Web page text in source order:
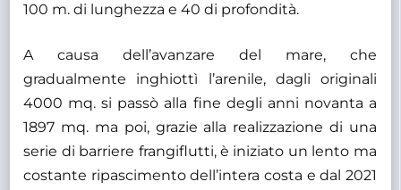
100 m. di lunghezza e 40 di profondità.
A causa dell’avanzare del mare, che
gradualmente inghiottì l’arenile, dagli originali
4000 mq. si passò alla fine degli anni novanta a
1897 mq. ma poi, grazie alla realizzazione di una
serie di barriere frangiflutti, è iniziato un lento ma
costante ripascimento dell’intera costa e dal 2021